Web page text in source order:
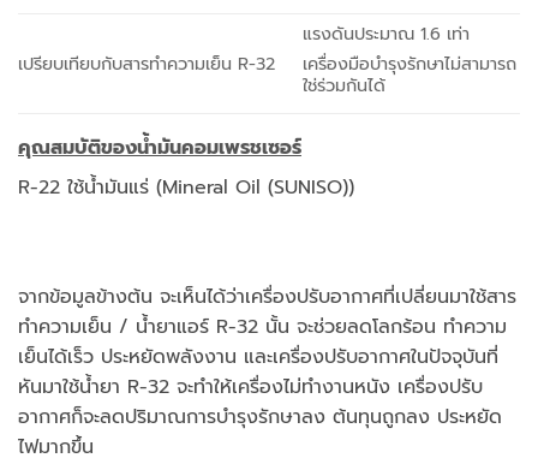
เปรียบเทียบกับสารทำความเย็น R-32
แรงดันประมาณ 1.6 เท่า
เครื่องมือบำรุงรักษาไม่สามารถ
ใช่ร่วมกันได้
คุณสมบัติของน้ำมันคอมเพรชเซอร์
R-22 ใช้น้ำมันแร่ (Mineral Oil (SUNISO))
จากข้อมูลข้างต้น จะเห็นได้ว่าเครื่องปรับอากาศที่เปลี่ยนมาใช้สาร
ทำความเย็น / น้ำยาแอร์ R-32 นั้น จะช่วยลดโลกร้อน ทำความ
เย็นได้เร็ว ประหยัดพลังงาน และเครื่องปรับอากาศในปัจจุบันที่
หันมาใช้น้ำยา R-32 จะทำให้เครื่องไม่ทำงานหนัง เครื่องปรับ
อากาศก็จะลดปริมาณการบำรุงรักษาลง ต้นทุนถูกลง ประหยัด
ไฟมากขึ้น